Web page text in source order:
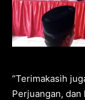
“Terimakasih
Perjuangan,